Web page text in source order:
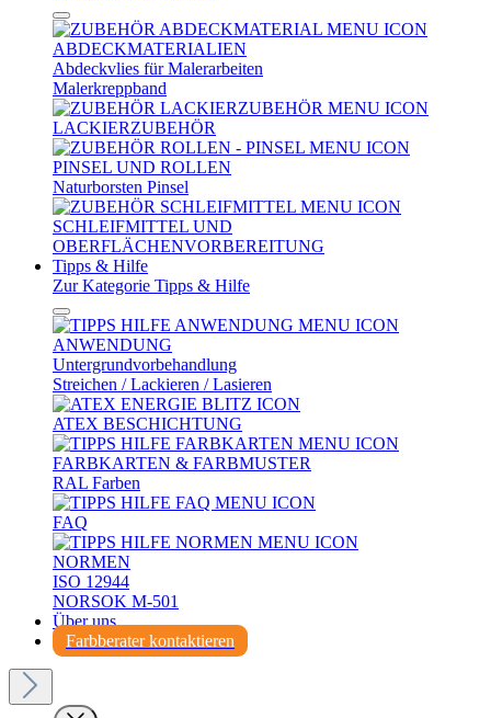
ABDECKMATERIALIEN
Abdeckvlies für Malerarbeiten
Malerkreppband
LACKIERZUBEHÖR
PINSEL UND ROLLEN
Naturborsten Pinsel
SCHLEIFMITTEL UND
OBERFLÄCHENVORBEREITUNG
Tipps & Hilfe
Zur Kategorie Tipps & Hilfe
ANWENDUNG
Untergrundvorbehandlung
Streichen / Lackieren / Lasieren
ATEX BESCHICHTUNG
FARBKARTEN & FARBMUSTER
RAL Farben
FAQ
NORMEN
ISO 12944
NORSOK M-501
Über uns
Farbberater kontaktieren